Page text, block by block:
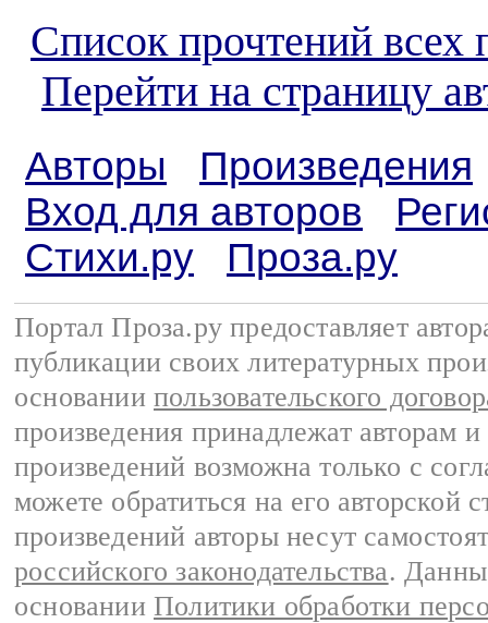
Список прочтений всех
Перейти на страницу
Авторы
Произведения
Вход для авторов
Стихи.ру
Проза.ру
Портал Проза.ру предоставляет
публикации своих литературных
основании пользовательского
произведения принадлежат авторам
произведений возможна только с
можете обратиться на его авторской
произведений авторы несут
российского законодательства.
основании Политики обработки